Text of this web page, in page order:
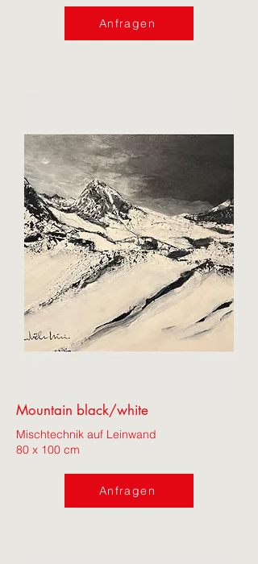
Anfragen
Mountain black/white
Mischtechnik auf Leinwand
80 x 100 cm
Anfragen